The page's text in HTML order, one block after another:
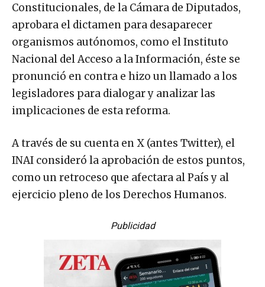
Constitucionales, de la Cámara de Diputados,
aprobara el dictamen para desaparecer
organismos autónomos, como el Instituto
Nacional del Acceso a la Información, éste se
pronunció en contra e hizo un llamado a los
legisladores para dialogar y analizar las
implicaciones de esta reforma.
A través de su cuenta en X (antes Twitter), el
INAI consideró la aprobación de estos puntos,
como un retroceso que afectara al País y al
ejercicio pleno de los Derechos Humanos.
Publicidad